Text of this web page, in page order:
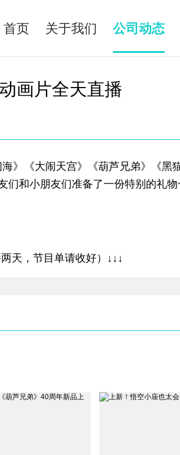
首页 关于我们 公司动态
画片全天直播
》《大闹天宫》《葫芦兄弟》《黑
们和小朋友们准备了一份特别的礼物
天，节目单请收好）↓↓↓